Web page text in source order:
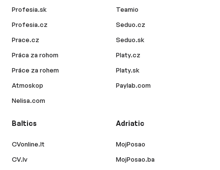
Profesia.sk
Profesia.cz
Prace.cz
Práca za rohom
Práce za rohem
Atmoskop
Nelisa.com
Teamio
Seduo.cz
Seduo.sk
Platy.cz
Platy.sk
Paylab.com
Baltics
CVonline.lt
CV.lv
Adriatic
MojPosao
MojPosao.ba